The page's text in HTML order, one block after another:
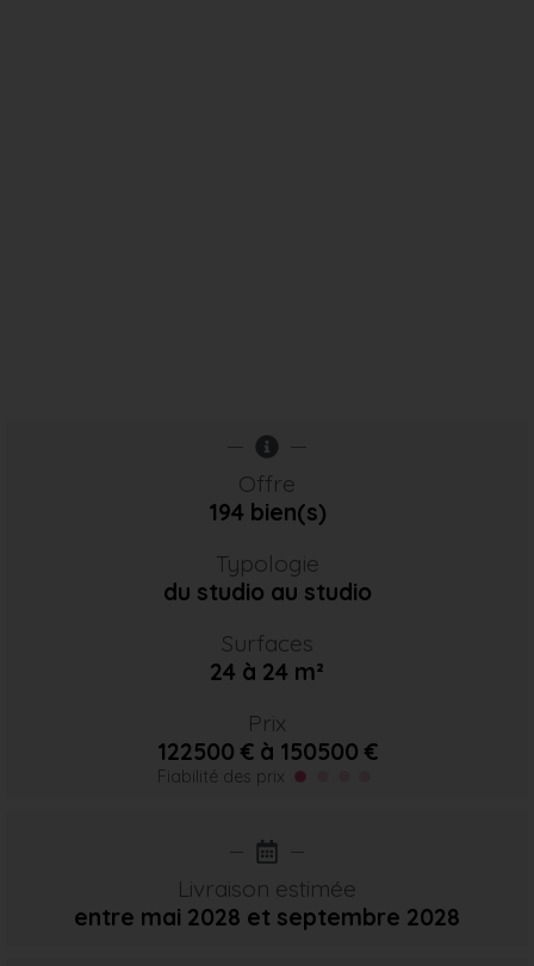
Offre
194 bien(s)
Typologie
du studio au studio
Surfaces
24 à 24 m²
Prix
122500 € à 150500 €
Fiabilité des prix
Livraison estimée
entre mai 2028 et septembre 2028